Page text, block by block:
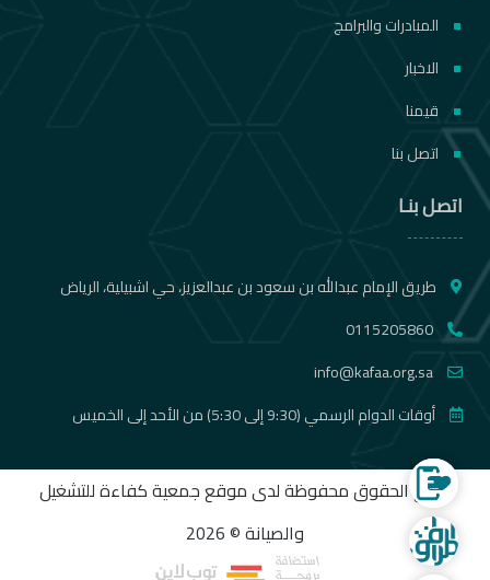
المبادرات والبرامج
الاخبار
قيمنا
اتصل بنا
اتصل بنـا
طريق الإمام عبدالله بن سعود بن عبدالعزيز، حي اشبيلية، الرياض
0115205860
info@kafaa.org.sa
أوقات الدوام الرسمي (9:30 إلى 5:30) من الأحد إلى الخميس
جميع الحقوق محفوظة لدى موقع جمعية كفاءة للتشغيل
والصيانة © 2026
الموقع الالكتروني لجمع التبرعات
شركة المرافق المتنقلة